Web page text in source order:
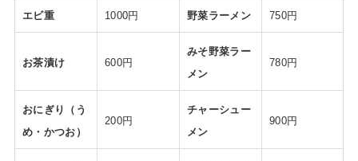
エビ重 1000円 野菜ラーメン 750円
お茶漬け 600円
みそ野菜ラー
メン
780円
おにぎり（う
め・かつお）
200円
チャーシュー
メン
900円